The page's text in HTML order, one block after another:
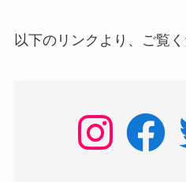
以下のリンクより、ご覧く